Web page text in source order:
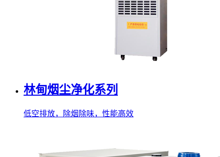
林甸烟尘净化系列
低空排放，除烟除味，性能高效